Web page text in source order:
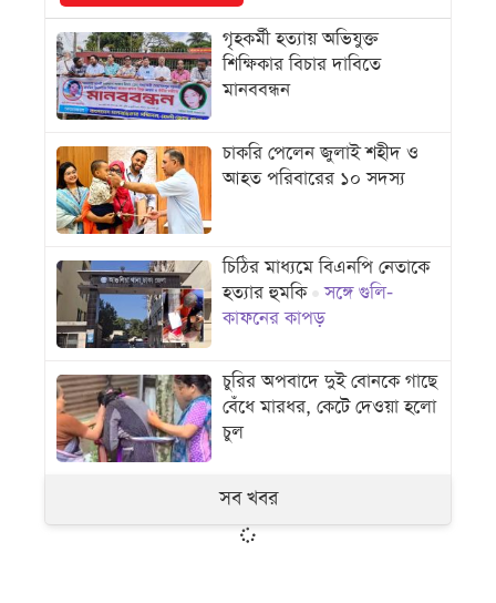
গৃহকর্মী হত্যায় অভিযুক্ত
শিক্ষিকার বিচার দাবিতে
মানববন্ধন
চাকরি পেলেন জুলাই শহীদ ও
আহত পরিবারের ১০ সদস্য
চিঠির মাধ্যমে বিএনপি নেতাকে
হত্যার হুমকি
সঙ্গে গুলি-
কাফনের কাপড়
চুরির অপবাদে দুই বোনকে গাছে
বেঁধে মারধর, কেটে দেওয়া হলো
চুল
সব খবর